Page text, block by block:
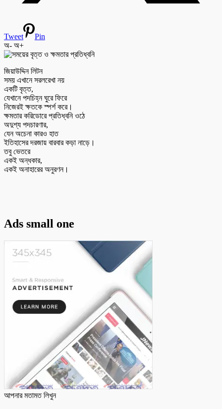
Tweet
Pin
অ- অ+
জিয়াউদ্দিন লিটন
সময় এখানে সরলরেখা নয়
একটি বৃত্ত,
যেখানে পদচিহ্ন ঘুরে ফিরে
নিজেরই ক্ষতকে স্পর্শ করে।
ক্ষমতার করিডোরে প্রতিধ্বনি ওঠে
অদুশ্য পদচারণার,
যেন অচেনা কারও হাত
ইতিহাসের দরজায় বারবার কড়া নাড়ে।
তবু ভেতরে
একই অন্ধকার,
একই অনাহারের অনুরণন।
Ads small one
আপনার মতামত লিখুন